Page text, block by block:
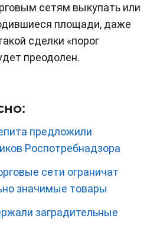
сетям выкупать или
площади, даже
сделки «порог
преодолен.
предложили
Роспотребнадзора
сети ограничат
значимые товары
заградительные